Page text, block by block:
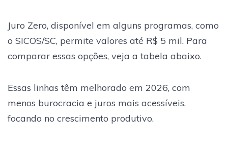
Juro Zero, disponível em alguns programas, como
o SICOS/SC, permite valores até R$ 5 mil. Para
comparar essas opções, veja a tabela abaixo.
Essas linhas têm melhorado em 2026, com
menos burocracia e juros mais acessíveis,
focando no crescimento produtivo.